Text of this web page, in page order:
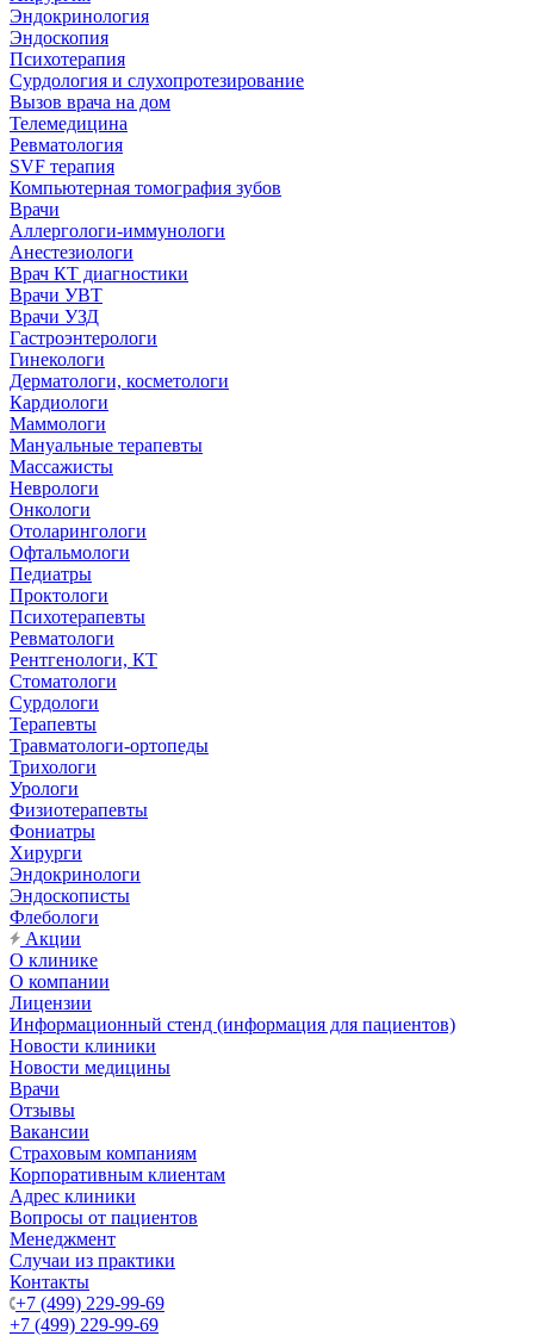
Эндокринология
Эндоскопия
Психотерапия
Сурдология и слухопротезирование
Вызов врача на дом
Телемедицина
Ревматология
SVF терапия
Компьютерная томография зубов
Врачи
Аллергологи-иммунологи
Анестезиологи
Врач КТ диагностики
Врачи УВТ
Врачи УЗД
Гастроэнтерологи
Гинекологи
Дерматологи, косметологи
Кардиологи
Маммологи
Мануальные терапевты
Массажисты
Неврологи
Онкологи
Отоларингологи
Офтальмологи
Педиатры
Проктологи
Психотерапевты
Ревматологи
Рентгенологи, КТ
Стоматологи
Сурдологи
Терапевты
Травматологи-ортопеды
Трихологи
Урологи
Физиотерапевты
Фониатры
Хирурги
Эндокринологи
Эндоскописты
Флебологи
Акции
О клинике
О компании
Лицензии
Информационный стенд (информация для пациентов)
Новости клиники
Новости медицины
Врачи
Отзывы
Вакансии
Страховым компаниям
Корпоративным клиентам
Адрес клиники
Вопросы от пациентов
Менеджмент
Случаи из практики
Контакты
+7 (499) 229-99-69
+7 (499) 229-99-69